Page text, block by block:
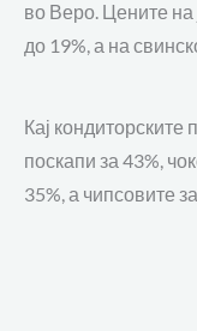
во Веро. Цените на
до 19%, а на
Кај кондиторските
поскапи за 43%,
35%,а чипсовите